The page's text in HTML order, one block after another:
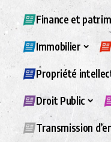
Finance et
Immobilier
Propriété
Droit Public
Transmission